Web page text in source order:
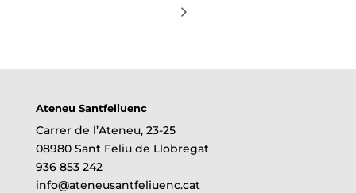
Ateneu Santfeliuenc
Carrer de l’Ateneu, 23-25
08980 Sant Feliu de Llobregat
936 853 242
info@ateneusantfeliuenc.cat